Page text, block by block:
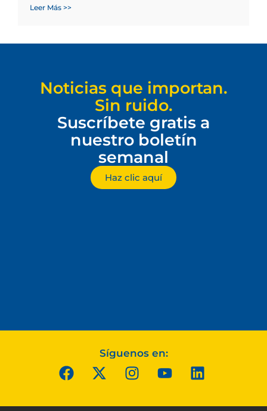
Leer Más >>
Noticias que importan.
Sin ruido.
Suscríbete gratis a
nuestro boletín
semanal
Haz clic aquí
Síguenos en: